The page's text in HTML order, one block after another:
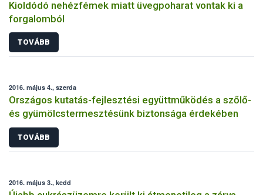
Kioldódó nehézfémek miatt üvegpoharat vontak ki a
forgalomból
TOVÁBB
2016. május 4., szerda
Országos kutatás-fejlesztési együttműködés a szőlő-
és gyümölcstermesztésünk biztonsága érdekében
TOVÁBB
2016. május 3., kedd